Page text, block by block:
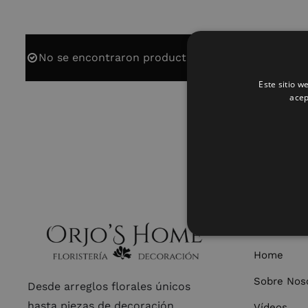
No se encontraron productos que concuerden
Desde arreglos florales únicos
Home
Sobre
Este sitio